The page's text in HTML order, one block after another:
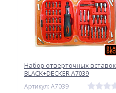
Набор отверточных вставок
BLACK+DECKER A7039
Артикул: A7039